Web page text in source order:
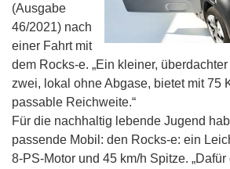
(Ausgabe
46/2021) nach
einer Fahrt mit
dem Rocks-e. „Ein kleiner,
zwei, lokal ohne Abgase, bietet mit 75
passable Reichweite.“
Für die nachhaltig lebende Jugend
passende Mobil: den Rocks-e: ein
8-PS-Motor und 45 km/h Spitze. „Dafür